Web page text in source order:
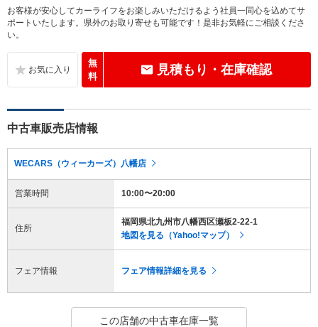
お客様が安心してカーライフをお楽しみいただけるよう社員一同心を込めてサ
ポートいたします。県外のお取り寄せも可能です！是非お気軽にご相談くださ
い。
無
料
見積もり・在庫確認
中古車販売店情報
WECARS（ウィーカーズ）八幡店
営業時間 10:00〜20:00
住所
福岡県北九州市八幡西区瀬板2-22-1
地図を見る（Yahoo!マップ）
フェア情報 フェア情報詳細を見る
この店舗の中古車在庫一覧